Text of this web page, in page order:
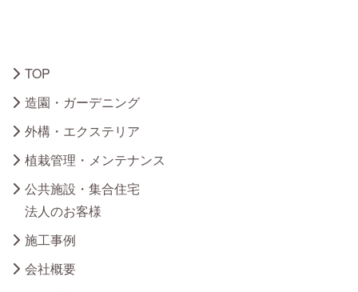
TOP
造園・ガーデニング
外構・エクステリア
植栽管理・メンテナンス
公共施設・集合住宅
法人のお客様
施工事例
会社概要